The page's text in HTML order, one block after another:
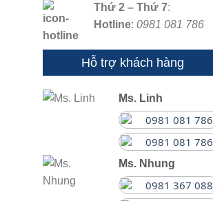
Thứ 2 – Thứ 7:
Hotline: 0981 081 786
Hỗ trợ khách hàng
Ms. Linh
0981 081 786
0981 081 786
Ms. Nhung
0981 367 088